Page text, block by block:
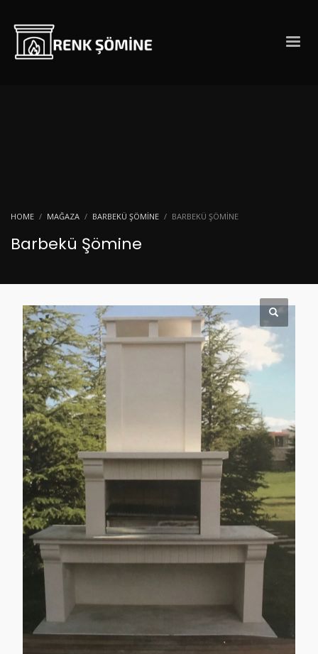
HOME MAĞAZA BARBEKÜ ŞÖMINE BARBEKÜ ŞÖMINE
Barbekü Şömine